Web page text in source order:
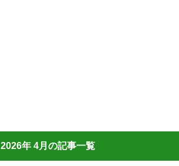
2026年 4月の記事一覧